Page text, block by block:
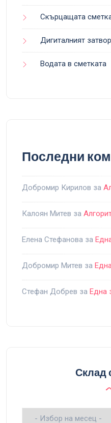
Скърцащата
Дигиталният
Водата в сметката
Последни
Добромир Кирилов за
Калоян Митев за
Елена Стефанова за
Добромир Митев за
Стефан Добрев за Една
Склад
Склад